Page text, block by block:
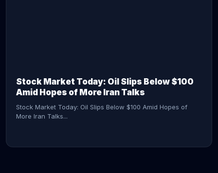
Stock Market Today: Oil Slips Below $100
Amid Hopes of More Iran Talks
Stock Market Today: Oil Slips Below $100 Amid Hopes of
More Iran Talks...